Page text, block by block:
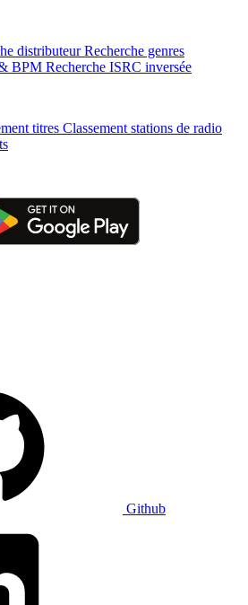
distributeur Recherche genres
BPM Recherche ISRC inversée
titres Classement stations de radio
Github